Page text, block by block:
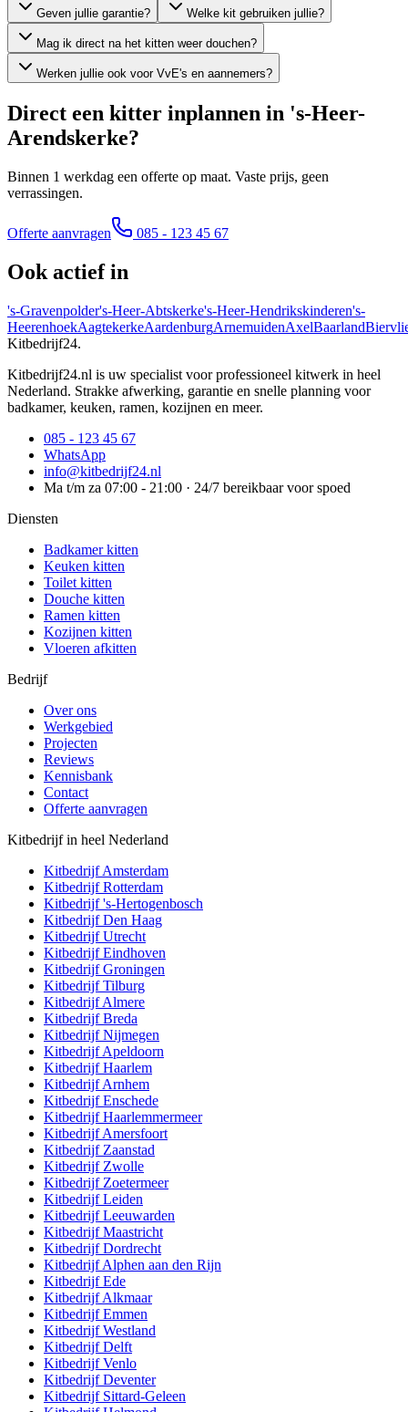
Geven jullie garantie? Welke kit gebruiken jullie?
Mag ik direct na het kitten weer douchen?
Werken jullie ook voor VvE's en aannemers?
Direct een kitter inplannen in 's-Heer-
Arendskerke?
Binnen 1 werkdag een offerte op maat. Vaste prijs, geen
verrassingen.
Offerte aanvragen 085 - 123 45 67
Ook actief in
's-Gravenpolder's-Heer-Abtskerke's-Heer-Hendrikskinderen's-
HeerenhoekAagtekerkeAardenburgArnemuidenAxelBaarland
Kitbedrijf24.
Kitbedrijf24.nl is uw specialist voor professioneel kitwerk in heel
Nederland. Strakke afwerking, garantie en snelle planning voor
badkamer, keuken, ramen, kozijnen en meer.
085 - 123 45 67
WhatsApp
info@kitbedrijf24.nl
Ma t/m za 07:00 - 21:00 · 24/7 bereikbaar voor spoed
Diensten
Badkamer kitten
Keuken kitten
Toilet kitten
Douche kitten
Ramen kitten
Kozijnen kitten
Vloeren afkitten
Bedrijf
Over ons
Werkgebied
Projecten
Reviews
Kennisbank
Contact
Offerte aanvragen
Kitbedrijf in heel Nederland
KitbedrijfAmsterdam
KitbedrijfRotterdam
Kitbedrijf's-Hertogenbosch
KitbedrijfDen Haag
KitbedrijfUtrecht
KitbedrijfEindhoven
KitbedrijfGroningen
KitbedrijfTilburg
KitbedrijfAlmere
KitbedrijfBreda
KitbedrijfNijmegen
KitbedrijfApeldoorn
KitbedrijfHaarlem
KitbedrijfArnhem
KitbedrijfEnschede
KitbedrijfHaarlemmermeer
KitbedrijfAmersfoort
Kitbedrijf Zaanstad
Kitbedrijf Zwolle
Kitbedrijf Zoetermeer
KitbedrijfLeiden
KitbedrijfLeeuwarden
KitbedrijfMaastricht
KitbedrijfDordrecht
KitbedrijfAlphen aan den Rijn
KitbedrijfEde
KitbedrijfAlkmaar
KitbedrijfEmmen
KitbedrijfWestland
KitbedrijfDelft
KitbedrijfVenlo
KitbedrijfDeventer
Kitbedrijf Sittard-Geleen